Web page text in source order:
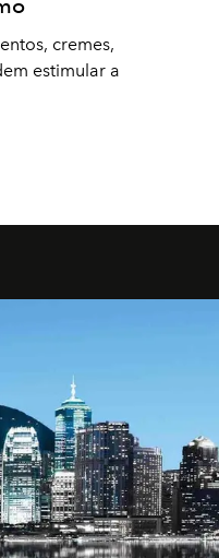
cremes,
estimular a